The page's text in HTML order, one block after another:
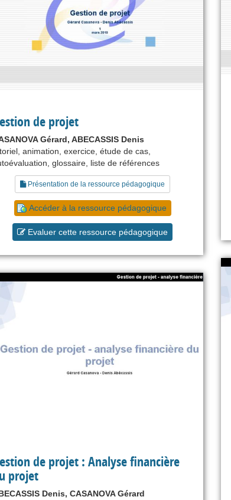
de projet
Gérard, ABECASSIS Denis
animation, exercice, étude de cas,
glossaire, liste de références
Présentation de la ressource pédagogique
Accéder à la ressource pédagogique
Evaluer cette ressource pédagogique
de projet : Analyse financière
projet
Denis, CASANOVA Gérard